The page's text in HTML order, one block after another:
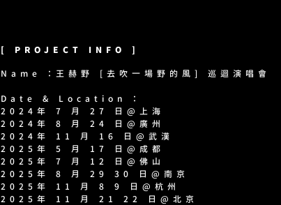
[ PROJECT INFO ]
Name ：王赫野 [去吹一場野的風] 巡迴演唱會
Date & Location ：
2024年 7 月 27 日@上海
2024年 8 月 24 日@廣州
2024年 11 月 16 日@武漢
2025年 5 月 17 日@成都
2025年 7 月 12 日@佛山
2025年 8 月 29 30 日@南京
2025年 11 月 8 9 日@杭州
2025年 11 月 21 22 日@北京